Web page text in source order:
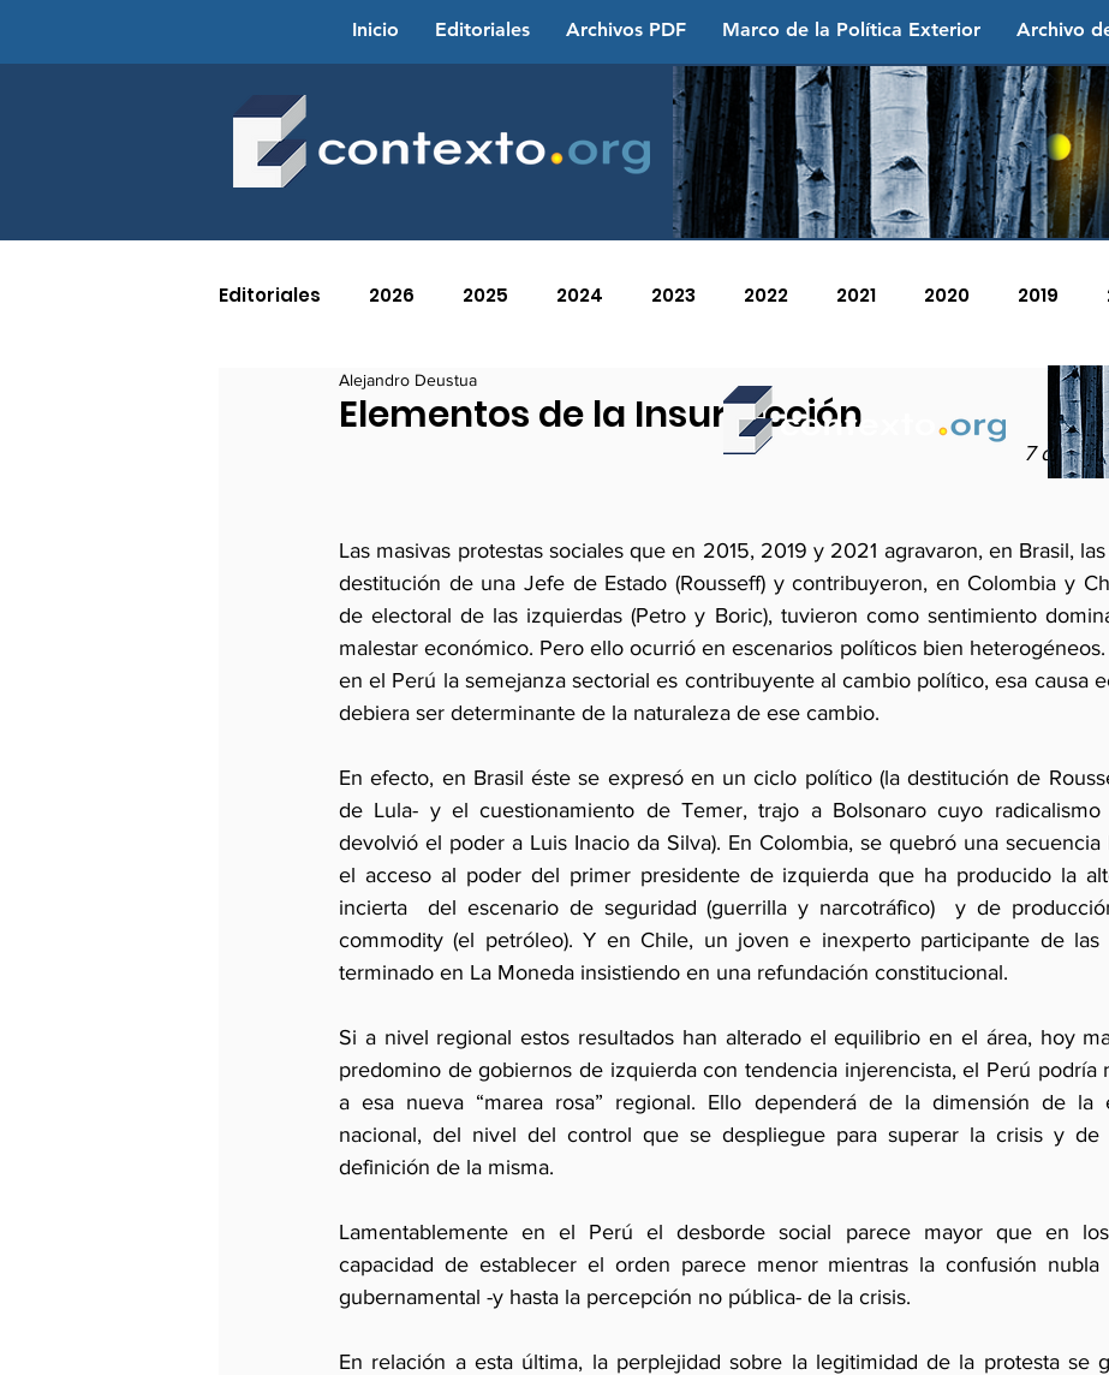
Inicio Editoriales Archivos PDF Marco de la Política Exterior Archivo
Editoriales 2026 2025 2024 2023 2022 2021 2020 2019
2015 2014 2011 2010
Elementos de la Insurrección
Alejandro Deustua
7 de
Las masivas protestas sociales que en 2015, 2019 y 2021 agravaron, en Brasil,
destitución de una Jefe de Estado (Rousseff) y contribuyeron, en Colombia y
de electoral de las izquierdas (Petro y Boric), tuvieron como sentimiento
malestar económico. Pero ello ocurrió en escenarios políticos bien heterogéneos.
en el Perú la semejanza sectorial es contribuyente al cambio político, esa causa
debiera ser determinante de la naturaleza de ese cambio.
En efecto, en Brasil éste se expresó en un ciclo político (la destitución de
de Lula- y el cuestionamiento de Temer, trajo a Bolsonaro cuyo radicalismo
devolvió el poder a Luis Inacio da Silva). En Colombia, se quebró una secuencia
el acceso al poder del primer presidente de izquierda que ha producido la
incierta  del escenario de seguridad (guerrilla y narcotráfico)  y de
commodity (el petróleo). Y en Chile, un joven e inexperto participante de las
terminado en La Moneda insistiendo en una refundación constitucional.
Si a nivel regional estos resultados han alterado el equilibrio en el área, hoy
predomino de gobiernos de izquierda con tendencia injerencista, el Perú podría
a esa nueva “marea rosa” regional. Ello dependerá de la dimensión de la
nacional, del nivel del control que se despliegue para superar la crisis y de
definición de la misma.
Lamentablemente en el Perú el desborde social parece mayor que en
capacidad de establecer el orden parece menor mientras la confusión nubla
gubernamental -y hasta la percepción no pública- de la crisis.
En relación a esta última, la perplejidad sobre la legitimidad de la protesta se